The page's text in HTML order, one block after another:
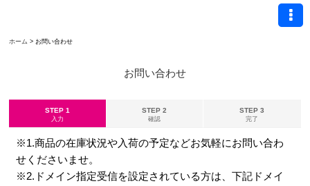
ホーム > お問い合わせ
お問い合わせ
STEP 1
入力
STEP 2
確認
STEP 3
完了
※1.商品の在庫状況や入荷の予定などお気軽にお問い合わ
せくださいませ。
※2.ドメイン指定受信を設定されている方は、下記ドメイ